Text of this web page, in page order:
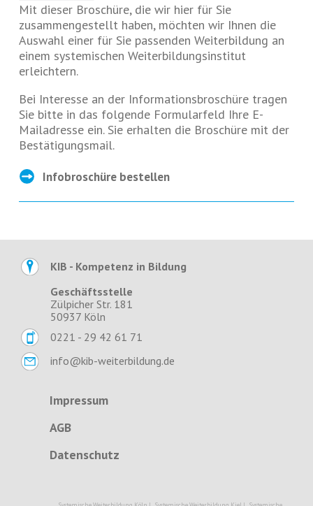
Mit dieser Broschüre, die wir hier für Sie
zusammengestellt haben, möchten wir Ihnen die
Auswahl einer für Sie passenden Weiterbildung an
einem systemischen Weiterbildungsinstitut
erleichtern.
Bei Interesse an der Informationsbroschüre tragen
Sie bitte in das folgende Formularfeld Ihre E-
Mailadresse ein. Sie erhalten die Broschüre mit der
Bestätigungsmail.
Infobroschüre bestellen
KIB - Kompetenz in Bildung
Geschäftsstelle
Zülpicher Str. 181
50937 Köln
0221 - 29 42 61 71
info@kib-weiterbildung.de
Impressum
AGB
Datenschutz